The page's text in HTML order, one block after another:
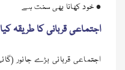
• خود کھانا بھی سنت ہے
اجتماعی قربانی کا طریقہ
اجتماعی قربانی بڑے جانور